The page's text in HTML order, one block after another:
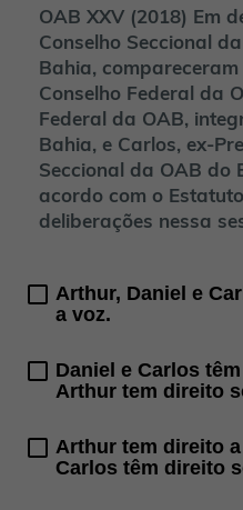
OAB XXV (2018) Em
Conselho Seccional
Bahia,
Conselho Federal da
Federal da OAB,
Bahia, e Carlos, ex-
Seccional da OAB do
acordo com o
deliberações nessa
Arthur, Daniel e
a voz.
Daniel e Carlos
Arthur tem direito
Arthur tem direito
Carlos têm direito